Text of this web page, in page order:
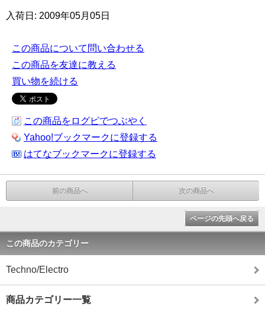
入荷日: 2009年05月05日
この商品について問い合わせる
この商品を友達に教える
買い物を続ける
この商品をログピでつぶやく
Yahoo!ブックマークに登録する
はてなブックマークに登録する
前の商品へ 次の商品へ
ページの先頭へ戻る
この商品のカテゴリー
Techno/Electro
商品カテゴリー一覧